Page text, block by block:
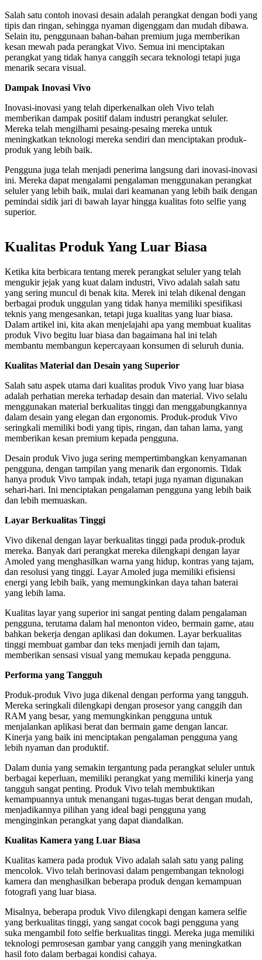
Salah satu contoh inovasi desain adalah perangkat dengan bodi yang
tipis dan ringan, sehingga nyaman digenggam dan mudah dibawa.
Selain itu, penggunaan bahan-bahan premium juga memberikan
kesan mewah pada perangkat Vivo. Semua ini menciptakan
perangkat yang tidak hanya canggih secara teknologi tetapi juga
menarik secara visual.
Dampak Inovasi Vivo
Inovasi-inovasi yang telah diperkenalkan oleh Vivo telah
memberikan dampak positif dalam industri perangkat seluler.
Mereka telah mengilhami pesaing-pesaing mereka untuk
meningkatkan teknologi mereka sendiri dan menciptakan produk-
produk yang lebih baik.
Pengguna juga telah menjadi penerima langsung dari inovasi-inovasi
ini. Mereka dapat mengalami pengalaman menggunakan perangkat
seluler yang lebih baik, mulai dari keamanan yang lebih baik dengan
pemindai sidik jari di bawah layar hingga kualitas foto selfie yang
superior.
Kualitas Produk Yang Luar Biasa
Ketika kita berbicara tentang merek perangkat seluler yang telah
mengukir jejak yang kuat dalam industri, Vivo adalah salah satu
yang sering muncul di benak kita. Merek ini telah dikenal dengan
berbagai produk unggulan yang tidak hanya memiliki spesifikasi
teknis yang mengesankan, tetapi juga kualitas yang luar biasa.
Dalam artikel ini, kita akan menjelajahi apa yang membuat kualitas
produk Vivo begitu luar biasa dan bagaimana hal ini telah
membantu membangun kepercayaan konsumen di seluruh dunia.
Kualitas Material dan Desain yang Superior
Salah satu aspek utama dari kualitas produk Vivo yang luar biasa
adalah perhatian mereka terhadap desain dan material. Vivo selalu
menggunakan material berkualitas tinggi dan menggabungkannya
dalam desain yang elegan dan ergonomis. Produk-produk Vivo
seringkali memiliki bodi yang tipis, ringan, dan tahan lama, yang
memberikan kesan premium kepada pengguna.
Desain produk Vivo juga sering mempertimbangkan kenyamanan
pengguna, dengan tampilan yang menarik dan ergonomis. Tidak
hanya produk Vivo tampak indah, tetapi juga nyaman digunakan
sehari-hari. Ini menciptakan pengalaman pengguna yang lebih baik
dan lebih memuaskan.
Layar Berkualitas Tinggi
Vivo dikenal dengan layar berkualitas tinggi pada produk-produk
mereka. Banyak dari perangkat mereka dilengkapi dengan layar
Amoled yang menghasilkan warna yang hidup, kontras yang tajam,
dan resolusi yang tinggi. Layar Amoled juga memiliki efisiensi
energi yang lebih baik, yang memungkinkan daya tahan baterai
yang lebih lama.
Kualitas layar yang superior ini sangat penting dalam pengalaman
pengguna, terutama dalam hal menonton video, bermain game, atau
bahkan bekerja dengan aplikasi dan dokumen. Layar berkualitas
tinggi membuat gambar dan teks menjadi jernih dan tajam,
memberikan sensasi visual yang memukau kepada pengguna.
Performa yang Tangguh
Produk-produk Vivo juga dikenal dengan performa yang tangguh.
Mereka seringkali dilengkapi dengan prosesor yang canggih dan
RAM yang besar, yang memungkinkan pengguna untuk
menjalankan aplikasi berat dan bermain game dengan lancar.
Kinerja yang baik ini menciptakan pengalaman pengguna yang
lebih nyaman dan produktif.
Dalam dunia yang semakin tergantung pada perangkat seluler untuk
berbagai keperluan, memiliki perangkat yang memiliki kinerja yang
tangguh sangat penting. Produk Vivo telah membuktikan
kemampuannya untuk menangani tugas-tugas berat dengan mudah,
menjadikannya pilihan yang ideal bagi pengguna yang
menginginkan perangkat yang dapat diandalkan.
Kualitas Kamera yang Luar Biasa
Kualitas kamera pada produk Vivo adalah salah satu yang paling
mencolok. Vivo telah berinovasi dalam pengembangan teknologi
kamera dan menghasilkan beberapa produk dengan kemampuan
fotografi yang luar biasa.
Misalnya, beberapa produk Vivo dilengkapi dengan kamera selfie
yang berkualitas tinggi, yang sangat cocok bagi pengguna yang
suka mengambil foto selfie berkualitas tinggi. Mereka juga memiliki
teknologi pemrosesan gambar yang canggih yang meningkatkan
hasil foto dalam berbagai kondisi cahaya.